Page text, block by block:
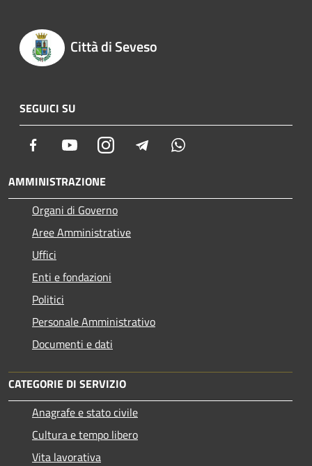
Città di Seveso
SEGUICI SU
Facebook YoutubeInstagram Telegram
AMMINISTRAZIONE
Organi di Governo
Aree Amministrative
Uffici
Enti e fondazioni
Politici
Personale Amministrativo
Documenti e dati
CATEGORIE DI SERVIZIO
Anagrafe e stato civile
Cultura e tempo libero
Vita lavorativa